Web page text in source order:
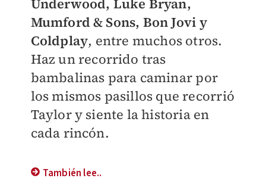
Underwood, Luke Bryan,
Mumford & Sons, Bon Jovi y
Coldplay, entre muchos otros.
Haz un recorrido tras
bambalinas para caminar por
los mismos pasillos que recorrió
Taylor y siente la historia en
cada rincón.
También lee..